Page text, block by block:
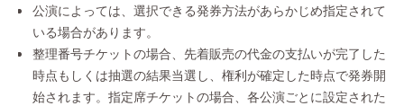
公演によっては、選択できる発券方法があらかじめ指定されて
いる場合があります。
整理番号チケットの場合、先着販売の代金の支払いが完了した
時点もしくは抽選の結果当選し、権利が確定した時点で発券開
始されます。指定席チケットの場合、各公演ごとに設定された